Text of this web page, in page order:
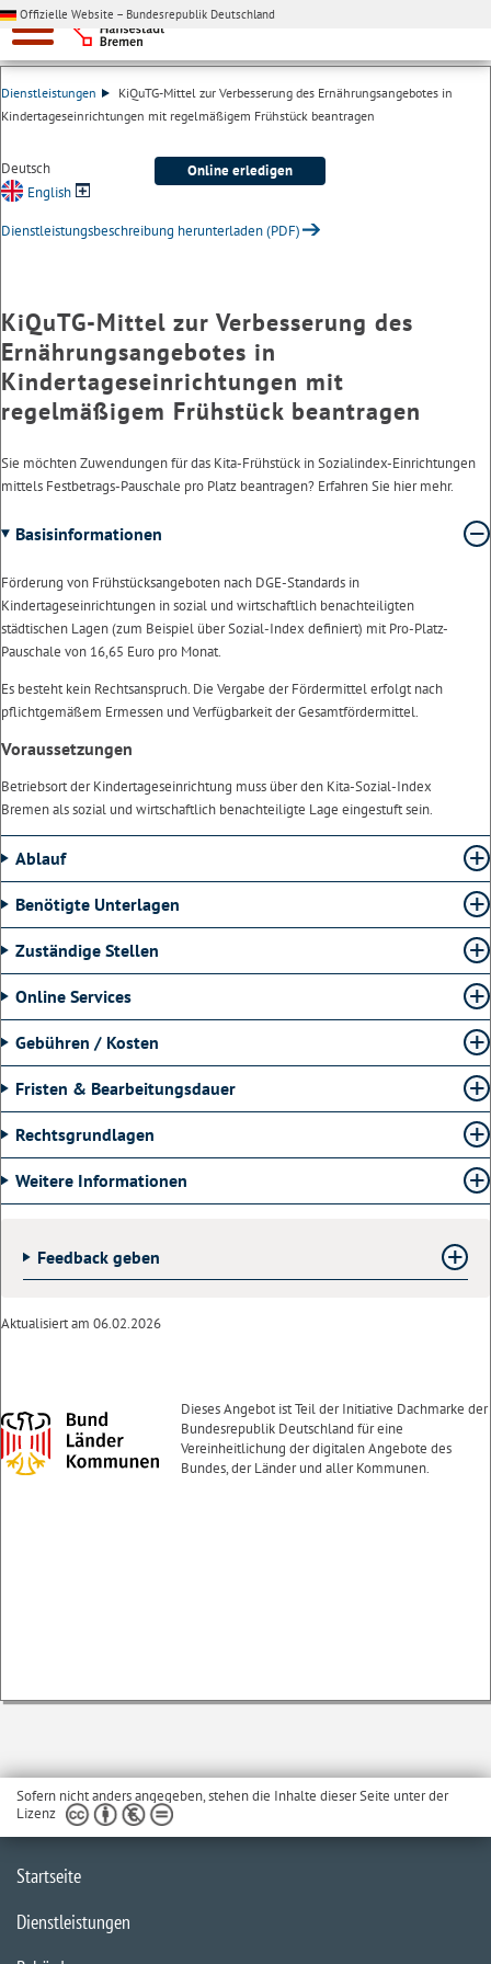
Offizielle Website – Bundesrepublik Deutschland
Dienstleistungen
KiQuTG-Mittel zur Verbesserung des Ernährungsangebotes in
Kindertageseinrichtungen mit regelmäßigem Frühstück beantragen
Online erledigen
Deutsch
English
Dienstleistungsbeschreibung herunterladen (PDF)
KiQuTG-Mittel zur Verbesserung des
Ernährungsangebotes in
Kindertageseinrichtungen mit
regelmäßigem Frühstück beantragen
Sie möchten Zuwendungen für das Kita-Frühstück in Sozialindex-Einrichtungen
mittels Festbetrags-Pauschale pro Platz beantragen? Erfahren Sie hier mehr.
Basisinformationen
Förderung von Frühstücksangeboten nach DGE-Standards in
Kindertageseinrichtungen in sozial und wirtschaftlich benachteiligten
städtischen Lagen (zum Beispiel über Sozial-Index definiert) mit Pro-Platz-
Pauschale von 16,65 Euro pro Monat.
Es besteht kein Rechtsanspruch. Die Vergabe der Fördermittel erfolgt nach
pflichtgemäßem Ermessen und Verfügbarkeit der Gesamtfördermittel.
Voraussetzungen
Betriebsort der Kindertageseinrichtung muss über den Kita-Sozial-Index
Bremen als sozial und wirtschaftlich benachteiligte Lage eingestuft sein.
Ablauf
Benötigte Unterlagen
Zuständige Stellen
Online Services
Gebühren / Kosten
Fristen & Bearbeitungsdauer
Rechtsgrundlagen
Weitere Informationen
Feedback geben
Aktualisiert am 06.02.2026
Dieses Angebot ist Teil der Initiative Dachmarke der
Bundesrepublik Deutschland für eine
Vereinheitlichung der digitalen Angebote des
Bundes, der Länder und aller Kommunen.
Sofern nicht anders angegeben, stehen die Inhalte dieser Seite unter der
Lizenz
Startseite
Dienstleistungen